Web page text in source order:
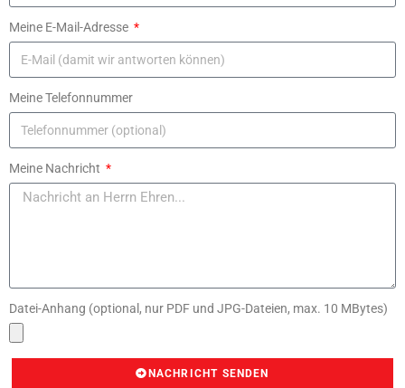
Meine E-Mail-Adresse
Meine Telefonnummer
Meine Nachricht
Datei-Anhang (optional, nur PDF und JPG-Dateien, max. 10 MBytes)
NACHRICHT SENDEN